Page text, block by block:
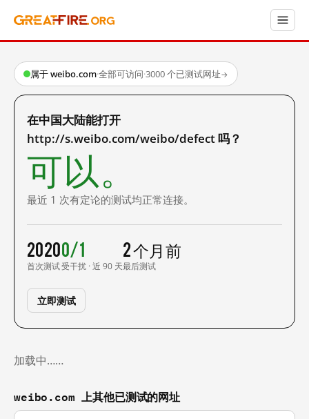
属于 weibo.com·全部可访问·3000 个已测试网址→
在中国大陆能打开
http://s.weibo.com/weibo/defect 吗？
可以。
最近 1 次有定论的测试均正常连接。
2020
首次测试
0/1
受干扰 · 近 90 天
2 个月前
最后测试
立即测试
加载中……
weibo.com 上其他已测试的网址